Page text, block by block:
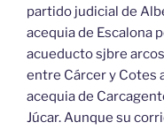
partido judicial de
acequia de Escalona
acueducto sjbre
entre Cárcer y Cotes
acequia de
Júcar. Aunque su